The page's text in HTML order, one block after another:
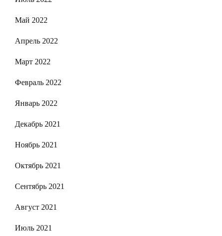
Май 2022
Апрель 2022
Март 2022
Февраль 2022
Январь 2022
Декабрь 2021
Ноябрь 2021
Октябрь 2021
Сентябрь 2021
Август 2021
Июль 2021